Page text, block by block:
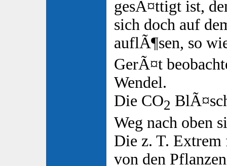
gesÃ¤ttigt ist,
sich doch auf
auflÃ¶sen, so
GerÃ¤t
Wendel.
Die CO2
Weg nach oben
Die z. T. Extrem
von den